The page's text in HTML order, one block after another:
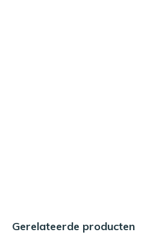
Gerelateerde producten